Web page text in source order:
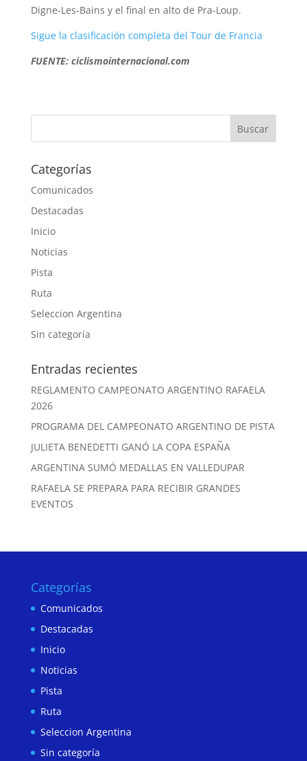
Digne-Les-Bains y el final en alto de Pra-Loup.
Sigue la clasificación completa del Tour de Francia
FUENTE: ciclismointernacional.com
Categorías
Comunicados
Destacadas
Inicio
Noticias
Pista
Ruta
Seleccion Argentina
Sin categoría
Entradas recientes
REGLAMENTO CAMPEONATO ARGENTINO RAFAELA
2026
PROGRAMA DEL CAMPEONATO ARGENTINO DE PISTA
JULIETA BENEDETTI GANÓ LA COPA ESPAÑA
ARGENTINA SUMÓ MEDALLAS EN VALLEDUPAR
RAFAELA SE PREPARA PARA RECIBIR GRANDES
EVENTOS
Categorías
Comunicados
Destacadas
Inicio
Noticias
Pista
Ruta
Seleccion Argentina
Sin categoría